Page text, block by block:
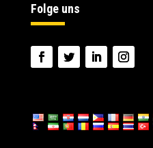
Folge uns